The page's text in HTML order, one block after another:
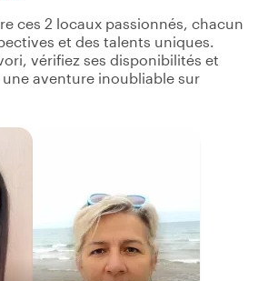
ces 2 locaux passionnés, chacun
et des talents uniques.
vérifiez ses disponibilités et
aventure inoubliable sur